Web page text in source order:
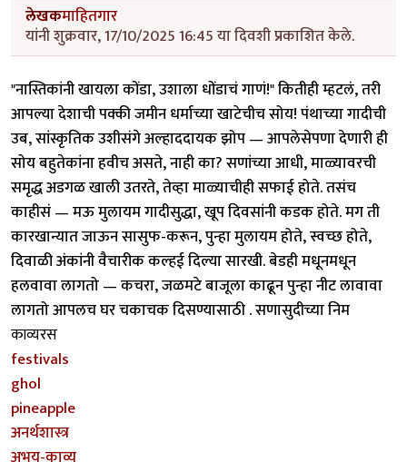
लेखकमाहितगार
यांनी शुक्रवार, 17/10/2025 16:45 या दिवशी प्रकाशित केले.
"नास्तिकांनी खायला कोंडा, उशाला धोंडाचं गाणं!" कितीही म्हटलं, तरी
आपल्या देशाची पक्की जमीन धर्माच्या खाटेचीच सोय! पंथाच्या गादीची
उब, सांस्कृतिक उशीसंगे अल्हाददायक झोप — आपलेसेपणा देणारी ही
सोय बहुतेकांना हवीच असते, नाही का? सणांच्या आधी, माळ्यावरची
समृद्ध अडगळ खाली उतरते, तेव्हा माळ्याचीही सफाई होते. तसंच
काहीसं — मऊ मुलायम गादीसुद्धा, खूप दिवसांनी कडक होते. मग ती
कारखान्यात जाऊन सासुफ-करून, पुन्हा मुलायम होते, स्वच्छ होते,
दिवाळी अंकांनी वैचारीक कल्हई दिल्या सारखी. बेडही मधूनमधून
हलवावा लागतो — कचरा, जळमटे बाजूला काढून पुन्हा नीट लावावा
लागतो आपलच घर चकाचक दिसण्यासाठी . सणासुदीच्या निम
काव्यरस
festivals
ghol
pineapple
अनर्थशास्त्र